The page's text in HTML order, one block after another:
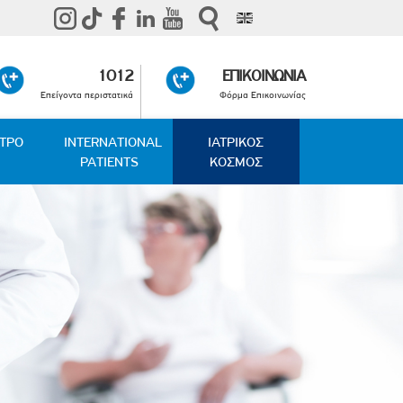
1012
Επείγοντα περιστατικά
ΕΠΙΚΟΙΝΩΝΙΑ
Φόρμα Επικοινωνίας
INTERNATIONAL
PATIENTS
ΙΑΤΡΙΚΟΣ
ΚΟΣΜΟΣ